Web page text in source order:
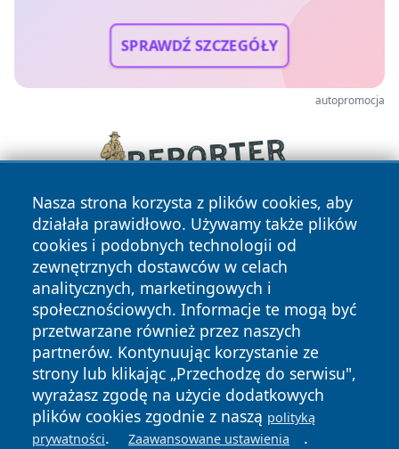
SPRAWDŹ SZCZEGÓŁY
autopromocja
Nasza strona korzysta z plików cookies, aby
działała prawidłowo. Używamy także plików
cookies i podobnych technologii od
zewnętrznych dostawców w celach
analitycznych, marketingowych i
społecznościowych. Informacje te mogą być
przetwarzane również przez naszych
partnerów. Kontynuując korzystanie ze
strony lub klikając „Przechodzę do serwisu",
wyrażasz zgodę na użycie dodatkowych
plików cookies zgodnie z naszą polityką
prywatności. Zaawansowane ustawienia .
Copyright © 2026 cieszynonline.pl Wszystkie prawa
zastrzeżone.
News Autorzy
Polityka
Polityka